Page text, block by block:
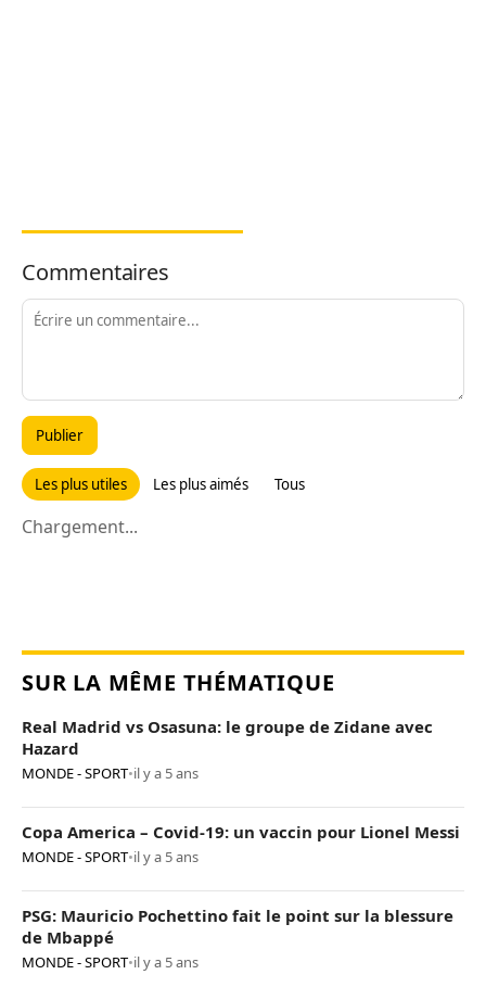
Commentaires
Publier
Les plus utiles Les plus aimés Tous
Chargement...
SUR LA MÊME THÉMATIQUE
Real Madrid vs Osasuna: le groupe de Zidane avec
Hazard
MONDE - SPORT•il y a 5 ans
Copa America – Covid-19: un vaccin pour Lionel Messi
MONDE - SPORT•il y a 5 ans
PSG: Mauricio Pochettino fait le point sur la blessure
de Mbappé
MONDE - SPORT•il y a 5 ans